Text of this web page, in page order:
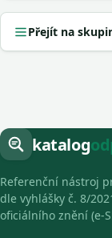
Přejít na
katalog
Referenční nástroj
dle vyhlášky č. 8/
oficiálního znění (e-